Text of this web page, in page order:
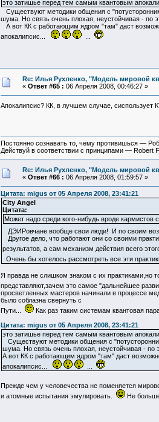
это затишье перед тем самым квантовым
Существуют методики общения с
шума. Но связь очень плохая, неустойчивая - по
А вот КК с работающим ядром "там" даст
апокалипсис...
...
Re: Илья Рухленко, "Модель мировой
« Ответ #65 : 06 Апреля 2008, 00:46:27 »
Апокалипсис? КК, в лучшем случае, сиспользует
Постоянно сознавать то, чему противишься —
Действуй в соответствии с принципами — Robert
Re: Илья Рухленко, "Модель мировой
« Ответ #66 : 06 Апреля 2008, 01:59:57 »
Цитата: migus от 05 Апреля 2008, 23:41:21
City Angel
Цитата:
Может надо среди кого-нибудь вроде кармистов
ДЭИРовчане вообще свои люди! И по своим
Другое дело, что работают они со своими
результатов, а сам механизм действия всего
Очень бы хотелось рассмотреть все эти
Я правда не слишком знаком с их практиками,но
представляют,зачем это самое "дальнейшее
просветленных мастеров начинали в процессе
было соблазна свернуть с
Пути...
Как раз таким системам квантовая
Цитата: migus от 05 Апреля 2008, 23:41:21
это затишье перед тем самым квантовым
Существуют методики общения с
шума. Но связь очень плохая, неустойчивая - по
А вот КК с работающим ядром "там" даст
апокалипсис...
...
Прежде чем у человечества не поменяется
и атомные испытания эмулировать.
Не